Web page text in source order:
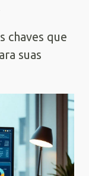
chaves que
suas